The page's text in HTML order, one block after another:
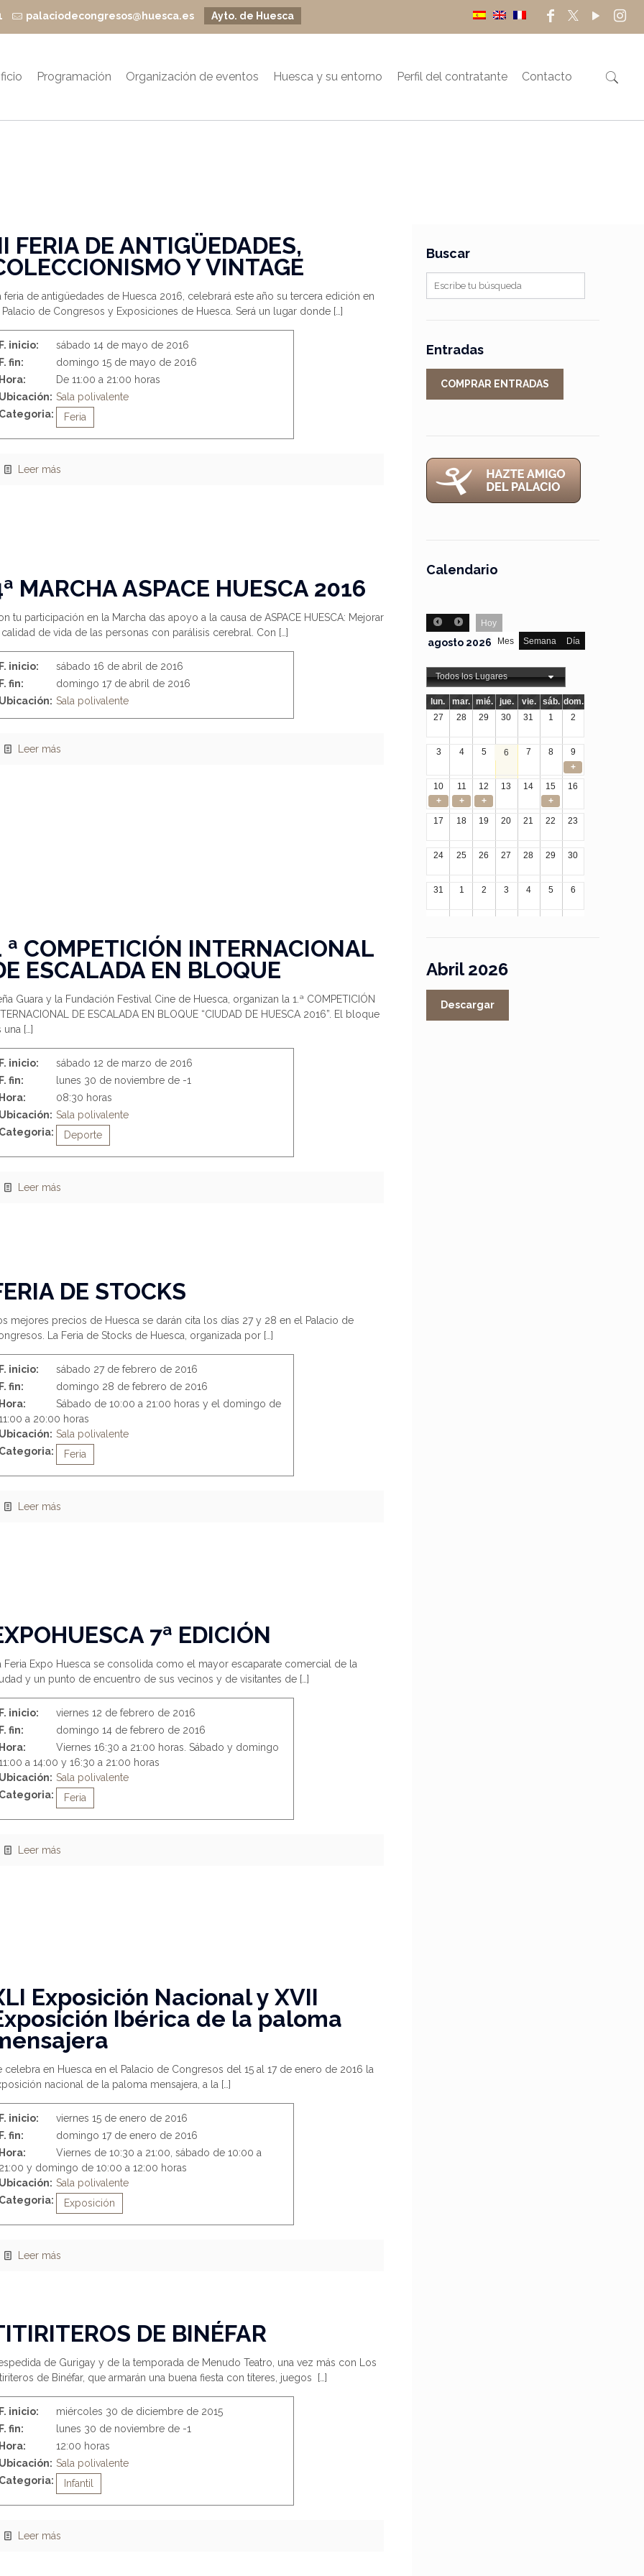
palaciodecongresos@huesca.es Ayto. de Huesca
Programación Organización de eventos Huesca y su entorno Perfil del contratante Contacto
FERIA DE ANTIGÜEDADES,
Y VINTAGE
feria de antigüedades de Huesca 2016, celebrará este año su tercera edición en
de Congresos y Exposiciones de Huesca. Será un lugar donde[…]
inicio:
sábado 14 de mayo de 2016
fin:
domingo 15 de mayo de 2016
De 11:00 a 21:00 horas
Sala polivalente
Feria
Leer más
MARCHA ASPACE HUESCA 2016
tu participación en la Marcha das apoyo a la causa de ASPACE HUESCA: Mejorar
de vida de las personas con parálisis cerebral. Con […]
inicio:
sábado 16 de abril de 2016
fin:
domingo 17 de abril de 2016
Sala polivalente
Leer más
ª COMPETICIÓN INTERNACIONAL
ESCALADA EN BLOQUE
Guara y la Fundación Festival Cine de Huesca, organizan la 1.ª COMPETICIÓN
DE ESCALADA EN BLOQUE “CIUDAD DE HUESCA 2016”. El bloque
una […]
inicio:
sábado 12 de marzo de 2016
fin:
lunes 30 de noviembre de -1
08:30 horas
Sala polivalente
Deporte
Leer más
DE STOCKS
mejores precios de Huesca se darán cita los días 27 y 28 en el Palacio de
La Feria de Stocks de Huesca, organizada por[…]
inicio:
sábado 27 de febrero de 2016
fin:
domingo 28 de febrero de 2016
Sábado de 10:00 a 21:00 horas y el domingo de
a 20:00 horas
Sala polivalente
Feria
Leer más
7ª EDICIÓN
Feria Expo Huesca se consolida como el mayor escaparate comercial de la
y un punto de encuentro de sus vecinos y de visitantes de[…]
inicio:
viernes 12 de febrero de 2016
fin:
domingo 14 de febrero de 2016
Viernes 16:30 a 21:00 horas. Sábado y domingo
a 14:00 y 16:30 a 21:00 horas
Sala polivalente
Feria
Leer más
Exposición Nacional y XVII
Ibérica de la paloma
celebra en Huesca en el Palacio de Congresos del 15 al 17 de enero de 2016 la
nacional de la paloma mensajera, a la[…]
inicio:
viernes 15 de enero de 2016
fin:
domingo 17 de enero de 2016
Viernes de 10:30 a 21:00, sábado de 10:00 a
y domingo de 10:00 a 12:00 horas
Sala polivalente
Exposición
Leer más
DE BINÉFAR
de Gurigay y de la temporada de Menudo Teatro, una vez más con Los
de Binéfar, que armarán una buena fiesta con títeres, juegos
[…]
inicio:
miércoles 30 de diciembre de 2015
fin:
lunes 30 de noviembre de -1
12:00 horas
Sala polivalente
Infantil
Leer más
Buscar
Entradas
COMPRAR ENTRADAS
Calendario
Hoy
Mes
Semana Día
agosto 2026
Todos los Lugares
lun. mar. mié. jue. vie. sáb. dom.
27
28 29 30 31 1 2
3 4 5 6 7 8
9
+
10
11 12 13 14 15
16
+
+ +
+
17
18 19 20 21 22 23
24 25 26 27 28 29 30
31 1 2 3 4 5 6
Abril 2026
Descargar